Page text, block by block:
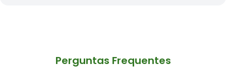
Perguntas Frequentes